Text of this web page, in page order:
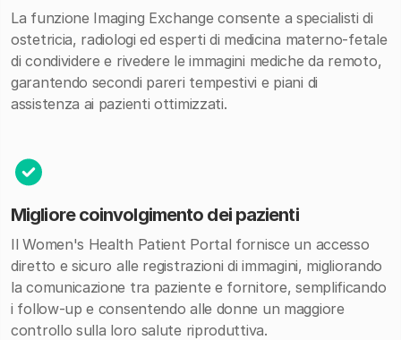
La funzione Imaging Exchange consente a specialisti di
ostetricia, radiologi ed esperti di medicina materno-fetale
di condividere e rivedere le immagini mediche da remoto,
garantendo secondi pareri tempestivi e piani di
assistenza ai pazienti ottimizzati.
Migliore coinvolgimento dei pazienti
Il Women's Health Patient Portal fornisce un accesso
diretto e sicuro alle registrazioni di immagini, migliorando
la comunicazione tra paziente e fornitore, semplificando
i follow-up e consentendo alle donne un maggiore
controllo sulla loro salute riproduttiva.